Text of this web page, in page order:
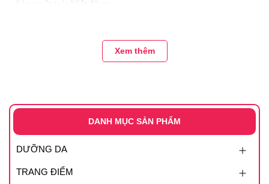
- Sản xuất tại: Việt Nam
Xem thêm
DANH MỤC SẢN PHẨM
DƯỠNG DA
TRANG ĐIỂM